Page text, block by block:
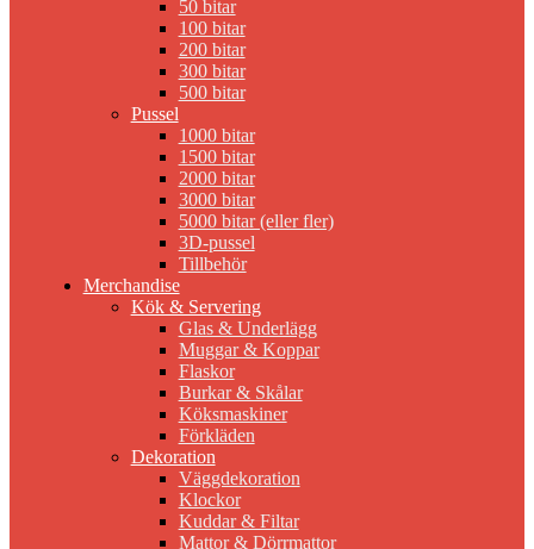
50 bitar
100 bitar
200 bitar
300 bitar
500 bitar
Pussel
1000 bitar
1500 bitar
2000 bitar
3000 bitar
5000 bitar (eller fler)
3D-pussel
Tillbehör
Merchandise
Kök & Servering
Glas & Underlägg
Muggar & Koppar
Flaskor
Burkar & Skålar
Köksmaskiner
Förkläden
Dekoration
Väggdekoration
Klockor
Kuddar & Filtar
Mattor & Dörrmattor